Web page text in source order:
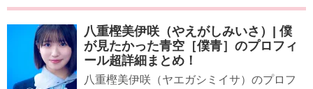
八重樫美伊咲（やえがしみいさ）| 僕
が見たかった青空［僕青］のプロフィ
ール超詳細まとめ！
八重樫美伊咲（ヤエガシミイサ）のプロフ